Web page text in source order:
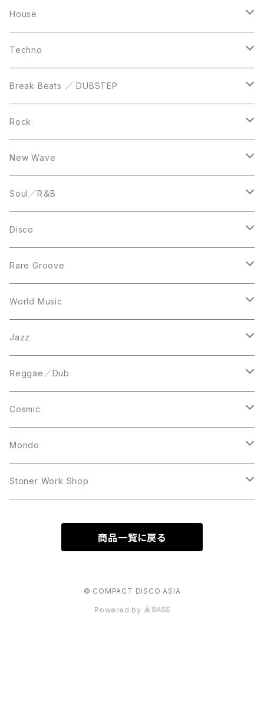
Casette Tape
12inch
DVD
12inch
LP
House
LP
12inch
10inch
Techno
12inch
LP
Break Beats ／ DUBSTEP
12inch
LP
Rock
12inch
LP
New Wave
12inch
LP
Soul／R＆B
LP
12inch
Disco
7inch
12inch
LP
Acetate Press
10inch
Rare Groove
12inch
LP
World Music
12inch
LP
Jazz
LP
12inch
Reggae／Dub
LP
12inch
Cosmic
12inch
LP
Mondo
LP
Stoner Work Shop
商品一覧に戻る
© COMPACT DISCO ASIA
Powered by